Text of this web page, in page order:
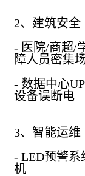
2、建筑安全
- 医院/商超/
障人员密集
- 数据中心
设备误断电
3、智能运维
- LED预警系
机